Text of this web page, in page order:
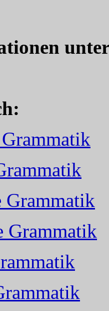
Grammatik
Grammatik